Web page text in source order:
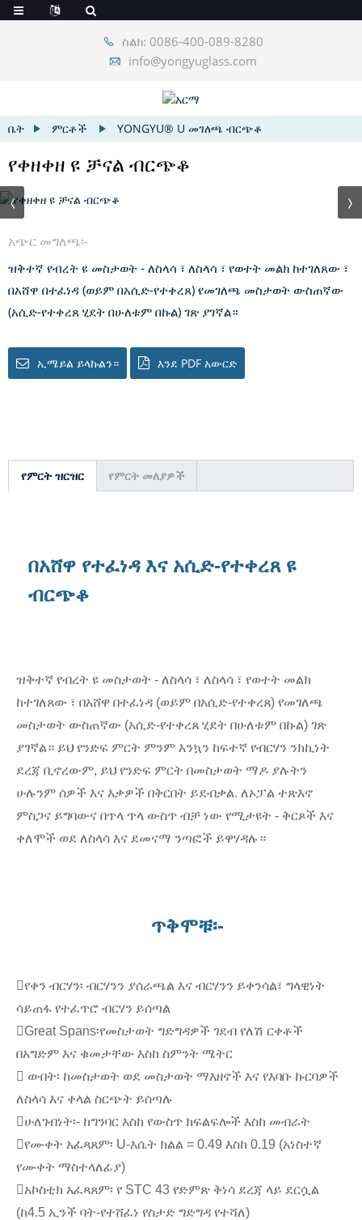
ስልክ: 0086-400-089-8280
info@yongyuglass.com
ቤት ምርቶች YONGYU® U መገለጫ ብርጭቆ
የቀዘቀዘ ዩ ቻናል ብርጭቆ
አጭር መግለጫ፡-
ዝቅተኛ የብረት ዩ መስታወት - ለስላሳ ፣ ለስላሳ ፣ የወተት መልክ ከተገለጸው ፣
በአሸዋ በተፈነዳ (ወይም በአሲድ-የተቀረጸ) የመገለጫ መስታወት ውስጠኛው
(አሲድ-የተቀረጸ ሂደት በሁለቱም በኩል) ገጽ ያገኛል።
ኢሜይል ይላኩልን። እንደ PDF አውርድ
የምርት ዝርዝር የምርት መለያዎች
በአሸዋ የተፈነዳ እና አሲድ-የተቀረጸ ዩ
ብርጭቆ
ዝቅተኛ የብረት ዩ መስታወት - ለስላሳ ፣ ለስላሳ ፣ የወተት መልክ
ከተገለጸው ፣ በአሸዋ በተፈነዳ (ወይም በአሲድ-የተቀረጸ) የመገለጫ
መስታወት ውስጠኛው (አሲድ-የተቀረጸ ሂደት በሁለቱም በኩል) ገጽ
ያገኛል። ይህ የንድፍ ምርት ምንም እንኳን ከፍተኛ የብርሃን ንክኪነት
ደረጃ ቢኖረውም, ይህ የንድፍ ምርት በመስታወት ማዶ ያሉትን
ሁሉንም ሰዎች እና እቃዎች በቅርበት ይደብቃል. ለኦፓል ተጽእኖ
ምስጋና ይግባውና በጥላ ጥላ ውስጥ ብቻ ነው የሚታዩት - ቅርጾች እና
ቀለሞች ወደ ለስላሳ እና ደመናማ ንጣፎች ይዋሃዳሉ።
ጥቅሞቹ፡-
የቀን ብርሃን፡ ብርሃንን ያሰራጫል እና ብርሃንን ይቀንሳል፣ ግላዊነት
ሳይጠፋ የተፈጥሮ ብርሃን ይሰጣል
Great Spans፡የመስታወት ግድግዳዎች ገደብ የለሽ ርቀቶች
በአግድም እና ቁመታቸው እስከ ስምንት ሜትር
 ውበት፡ ከመስታወት ወደ መስታወት ማእዘኖች እና የእባቡ ኩርባዎች
ለስላሳ እና ቀላል ስርጭት ይሰጣሉ
ሁለገብነት፡- ከግንባር እስከ የውስጥ ክፍልፍሎች እስከ መብራት
የሙቀት አፈጻጸም፡ U-እሴት ክልል = 0.49 እስከ 0.19 (አነስተኛ
የሙቀት ማስተላለፊያ)
አኮስቲክ አፈጻጸም፡ የ STC 43 የድምጽ ቅነሳ ደረጃ ላይ ደርሷል
(ከ4.5 ኢንች ባት-የተሸፈነ የስታድ ግድግዳ የተሻለ)